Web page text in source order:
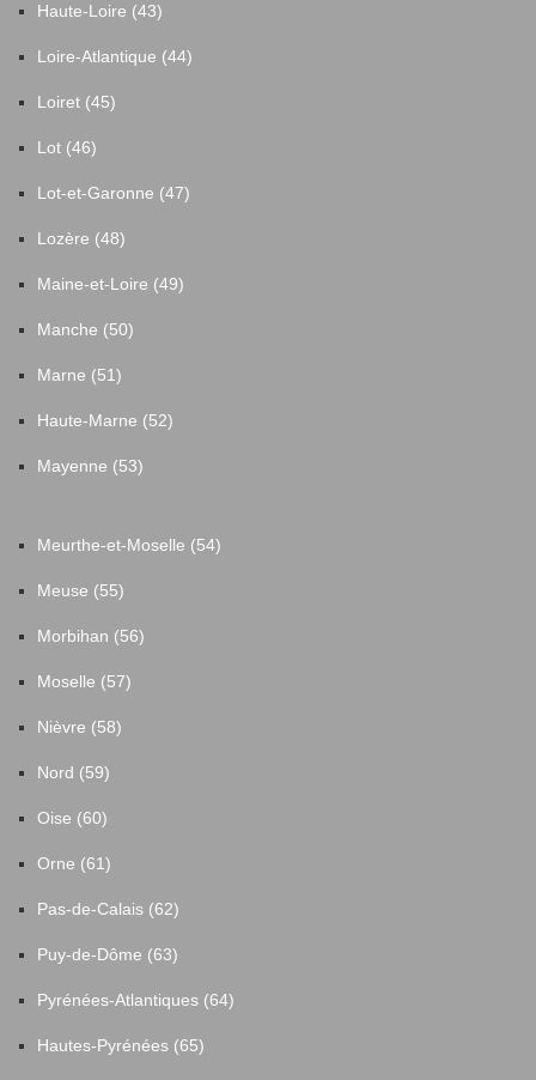
Haute-Loire (43)
Loire-Atlantique (44)
Loiret (45)
Lot (46)
Lot-et-Garonne (47)
Lozère (48)
Maine-et-Loire (49)
Manche (50)
Marne (51)
Haute-Marne (52)
Mayenne (53)
Meurthe-et-Moselle (54)
Meuse (55)
Morbihan (56)
Moselle (57)
Nièvre (58)
Nord (59)
Oise (60)
Orne (61)
Pas-de-Calais (62)
Puy-de-Dôme (63)
Pyrénées-Atlantiques (64)
Hautes-Pyrénées (65)